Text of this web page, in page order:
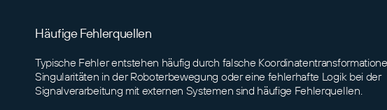
Häufige Fehlerquellen
Typische Fehler entstehen häufig durch falsche
Singularitäten in der Roboterbewegung oder eine fehlerhafte Logik bei der
Signalverarbeitung mit externen Systemen sind häufige Fehlerquellen.